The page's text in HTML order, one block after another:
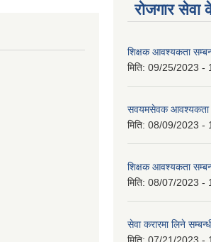
रोजगार सेवा
शिक्षक आवश्यकता
मिति: 09/25/2023 -
सवयमसेवक आवश्यकता
मिति: 08/09/2023 -
शिक्षक आवश्यकता
मिति: 08/07/2023 -
सेवा करारमा लिने